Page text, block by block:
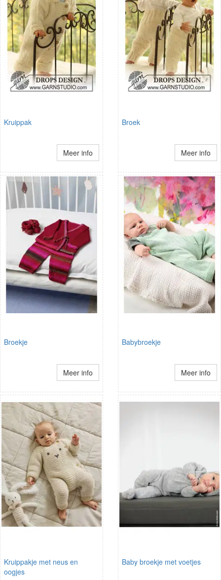
Kruippak
Meer info
Broek
Meer info
Broekje
Meer info
Babybroekje
Meer info
Kruippakje met neus en
oogjes
Baby broekje met voetjes